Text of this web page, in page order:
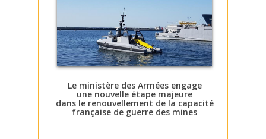
Le ministère des Armées engage
une nouvelle étape majeure
dans le renouvellement de la capacité
française de guerre des mines